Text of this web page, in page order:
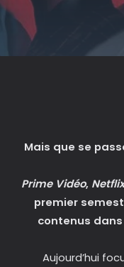
Mais que se
Prime Vidéo, Netflix
premier
contenus
Aujourd’hui